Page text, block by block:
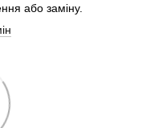
або заміну.